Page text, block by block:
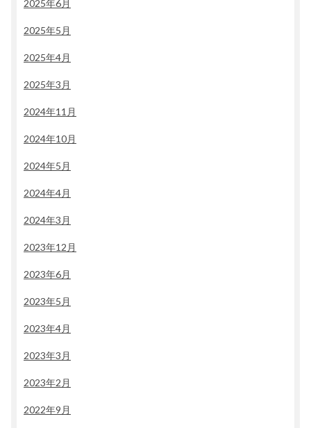
2025年6月
2025年5月
2025年4月
2025年3月
2024年11月
2024年10月
2024年5月
2024年4月
2024年3月
2023年12月
2023年6月
2023年5月
2023年4月
2023年3月
2023年2月
2022年9月